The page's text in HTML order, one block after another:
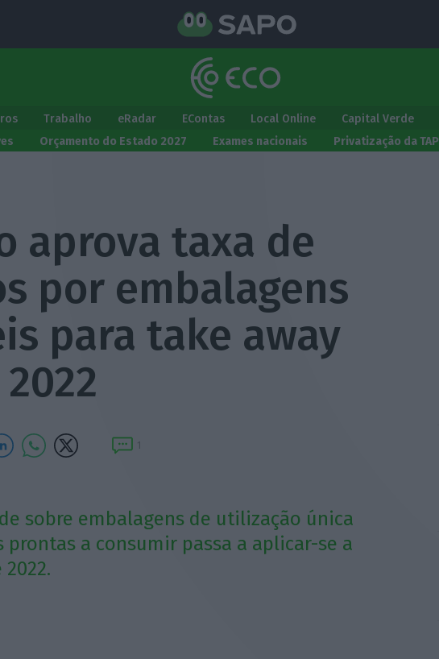
Trabalho eRadar EContas Local Online Capital Verde
Orçamento do Estado 2027 Exames nacionais Privatização da TAP
aprova taxa de
por embalagens
para take away
1
sobre embalagens de utilização única
a consumir passa a aplicar-se a